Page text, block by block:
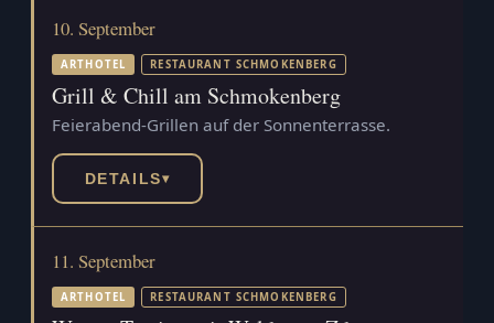
10. September
ARTHOTEL RESTAURANT SCHMOKENBERG
Grill & Chill am Schmokenberg
Feierabend-Grillen auf der Sonnenterrasse.
DETAILS▾
11. September
ARTHOTEL RESTAURANT SCHMOKENBERG